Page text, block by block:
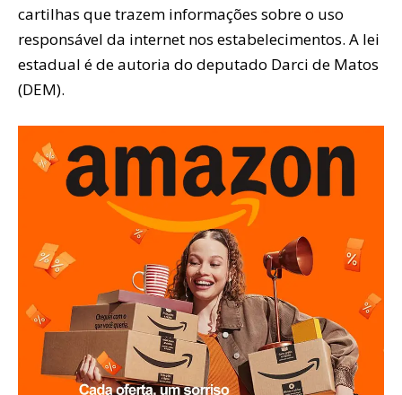
cartilhas que trazem informações sobre o uso
responsável da internet nos estabelecimentos. A lei
estadual é de autoria do deputado Darci de Matos
(DEM).